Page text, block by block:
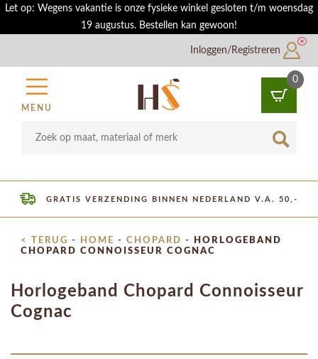
Let op: Wegens vakantie is onze fysieke winkel gesloten t/m woensdag
19 augustus. Bestellen kan gewoon!
Inloggen/Registreren
MENU
0
GRATIS VERZENDING BINNEN NEDERLAND V.A. 50,-
< TERUG - HOME - CHOPARD -
HORLOGEBAND
CHOPARD CONNOISSEUR COGNAC
Horlogeband Chopard Connoisseur
Cognac